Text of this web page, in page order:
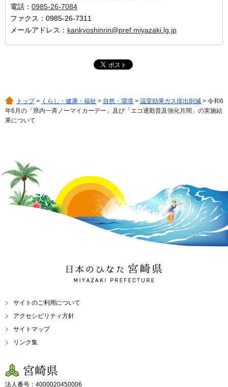
電話： 0985-26-7084
ファクス：0985-26-7311
メールアドレス： kankyoshinrin@pref.miyazaki.lg.jp
トップ> くらし・健康・福祉 > 自然・環境 > 温室効果ガス排出削減 > 令和6
年6月の「県内一斉ノーマイカーデー」及び「エコ通勤普及強化月間」の実施結
果について
日本のひなた 宮崎県
MIYAZAKI PREFECTURE
サイトのご利用について
アクセシビリティ方針
サイトマップ
リンク集
宮崎県
法人番号：4000020450006